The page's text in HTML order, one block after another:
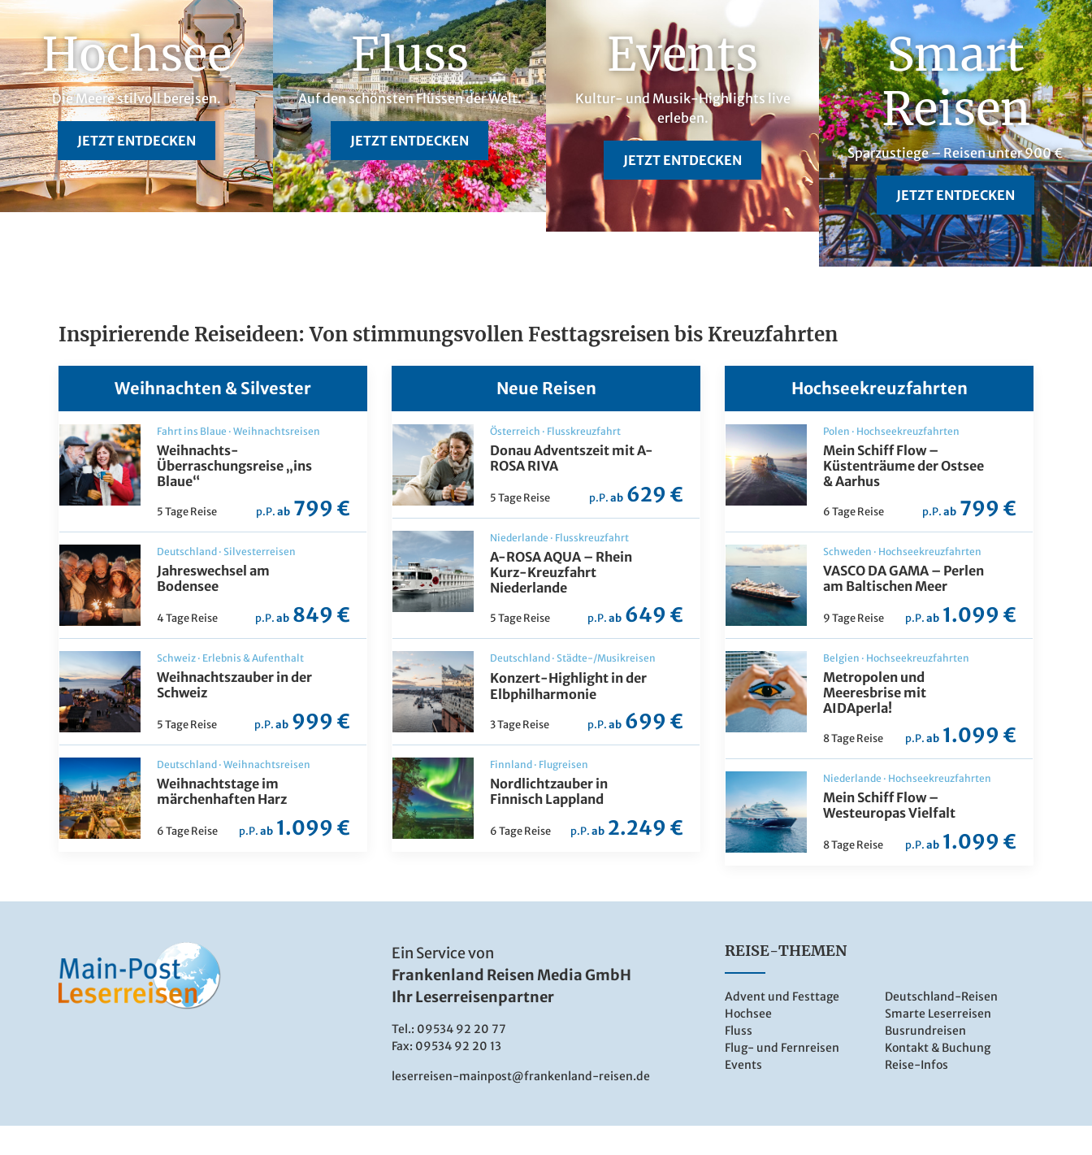
Hochsee
Die Meere stilvoll bereisen.
JETZT ENTDECKEN
Fluss
Auf den schönsten Flüssen der Welt.
JETZT ENTDECKEN
Events
Kultur- und Musik-Highlights live
erleben.
JETZT ENTDECKEN
Smart
Reisen
Sparzustiege – Reisen unter 900 €
JETZT ENTDECKEN
Inspirierende Reiseideen: Von stimmungsvollen Festtagsreisen bis Kreuzfahrten
Weihnachten & Silvester
Fahrt ins Blaue · Weihnachtsreisen
Weihnachts-
Überraschungsreise „ins
Blaue“
5 Tage Reise p.P.ab 799 €
Deutschland · Silvesterreisen
Jahreswechsel am
Bodensee
4 Tage Reise p.P.ab 849 €
Schweiz · Erlebnis & Aufenthalt
Weihnachtszauber in der
Schweiz
5 Tage Reise p.P.ab 999 €
Deutschland · Weihnachtsreisen
Weihnachtstage im
märchenhaften Harz
6 Tage Reise p.P.ab 1.099 €
Neue Reisen
Österreich · Flusskreuzfahrt
Donau Adventszeit mit A-
ROSA RIVA
5 Tage Reise p.P.ab 629 €
Niederlande · Flusskreuzfahrt
A-ROSA AQUA – Rhein
Kurz-Kreuzfahrt
Niederlande
5 Tage Reise p.P.ab 649 €
Deutschland · Städte-/Musikreisen
Konzert-Highlight in der
Elbphilharmonie
3 Tage Reise p.P.ab 699 €
Finnland · Flugreisen
Nordlichtzauber in
Finnisch Lappland
6 Tage Reise p.P.ab 2.249 €
Hochseekreuzfahrten
Polen · Hochseekreuzfahrten
Mein Schiff Flow –
Küstenträume der Ostsee
& Aarhus
6 Tage Reise p.P.ab 799 €
Schweden · Hochseekreuzfahrten
VASCO DA GAMA – Perlen
am Baltischen Meer
9 Tage Reise p.P.ab 1.099 €
Belgien · Hochseekreuzfahrten
Metropolen und
Meeresbrise mit
AIDAperla!
8 Tage Reise p.P.ab 1.099 €
Niederlande · Hochseekreuzfahrten
Mein Schiff Flow –
Westeuropas Vielfalt
8 Tage Reise p.P.ab 1.099 €
Ein Service von
Frankenland Reisen Media GmbH
Ihr Leserreisenpartner
Tel.: 09534 92 20 77
Fax: 09534 92 20 13
leserreisen-mainpost@frankenland-reisen.de
REISE-THEMEN
Advent und Festtage
Hochsee
Fluss
Flug- und Fernreisen
Events
Deutschland-Reisen
Smarte Leserreisen
Busrundreisen
Kontakt & Buchung
Reise-Infos